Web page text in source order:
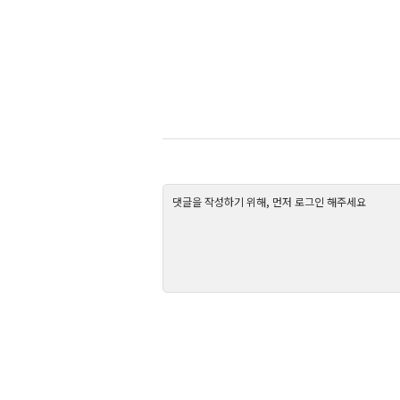
댓글을 작성하기 위해, 먼저 로그인 해주세요